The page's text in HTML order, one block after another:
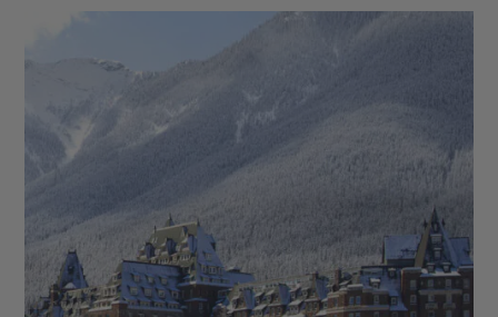
national de Yoho - Parc national des Glaciers -
Icefield Parkway - Glacier Athabasca